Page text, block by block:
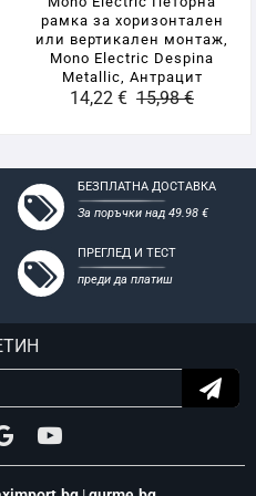
рамка за хоризонтален
или вертикален монтаж,
Mono Electric Despina
Metallic, Антрацит
14,22 € 15,98 €
БЕЗПЛАТНА ДОСТАВКА
За поръчки над 49.98 €
ПРЕГЛЕД И ТЕСТ
преди да платиш